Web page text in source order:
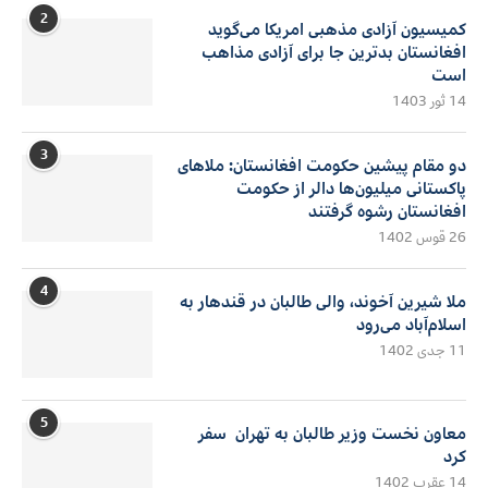
2
کمیسیون آزادی مذهبی امریکا می‌گوید
افغانستان بدترین جا برای آزادی مذاهب
است
14 ثور 1403
3
دو مقام پیشین حکومت افغانستان: ملاهای
پاکستانی میلیون‌ها دالر از حکومت
افغانستان رشوه گرفتند
26 قوس 1402
4
ملا شیرین آخوند، والی طالبان در قندهار به
اسلام‌آباد می‌رود
11 جدی 1402
5
معاون نخست وزیر طالبان به تهران سفر
کرد
14 عقرب 1402